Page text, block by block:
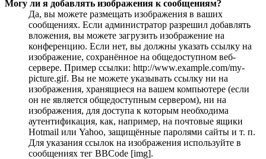
Могу ли я добавлять изображения к сообщениям?
Да, вы можете размещать изображения в ваших
сообщениях. Если администратор разрешил добавлять
вложения, вы можете загрузить изображение на
конференцию. Если нет, вы должны указать ссылку на
изображение, сохранённое на общедоступном веб-
сервере. Пример ссылки: http://www.example.com/my-
picture.gif. Вы не можете указывать ссылку ни на
изображения, хранящиеся на вашем компьютере (если
он не является общедоступным сервером), ни на
изображения, для доступа к которым необходима
аутентификация, как, например, на почтовые ящики
Hotmail или Yahoo, защищённые паролями сайты и т. п.
Для указания ссылок на изображения используйте в
сообщениях тег BBCode [img].